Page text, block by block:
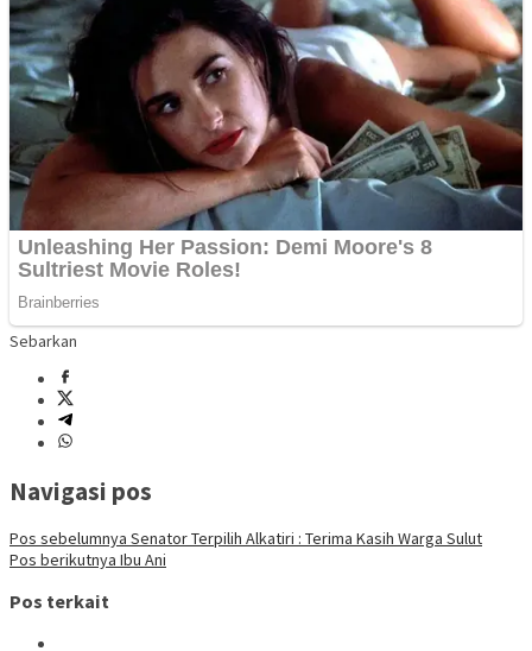
Sebarkan
Navigasi pos
Pos sebelumnya Senator Terpilih Alkatiri : Terima Kasih Warga Sulut
Pos berikutnya Ibu Ani
Pos terkait